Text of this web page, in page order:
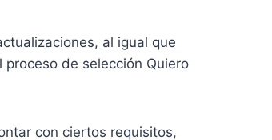
al igual que
de selección Quiero
con ciertos requisitos,